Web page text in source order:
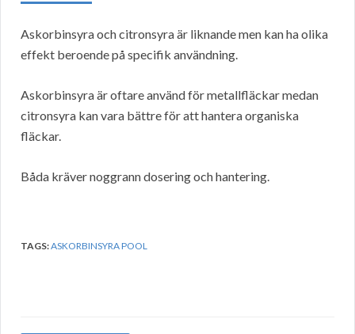
Askorbinsyra och citronsyra är liknande men kan ha olika
effekt beroende på specifik användning.
Askorbinsyra är oftare använd för metallfläckar medan
citronsyra kan vara bättre för att hantera organiska
fläckar.
Båda kräver noggrann dosering och hantering.
TAGS:ASKORBINSYRA POOL